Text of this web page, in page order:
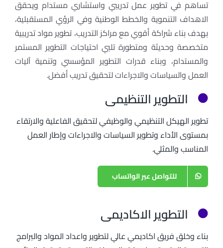
تساهم في تطوير عمل تدريبي واستشاري مستدام ويحقق
الاهداف التنموية والخطط الوطنية وفي الرؤي المستقبلية،
بهدف بناء شراكة أقوي مع مراكز التدريب، تطوير مواد تدريبية
متخصصة وحديثة ومتطورة تلبي احتياجات التطوير المستمر
والمستدام، وبناء قدرات التطوير المؤسسي وتنمية آليات
العمل والسياسات والاجراءات لتحقيق تدريب أفضل.
التطوير التنظيمي
تطوير الهيكل التنظيمي والوظيفي لتحقيق الفاعلية والارتقاء
بمستوى الأداء وتطوير السياسات والاجراءات وإطار العمل
المناسب والمثلي.
للتواصل عبر الواتساب
التطوير الاكاديمي
بناء وخلق فريق اكاديمي عالي لتطوير واعداد المواد والبرامج